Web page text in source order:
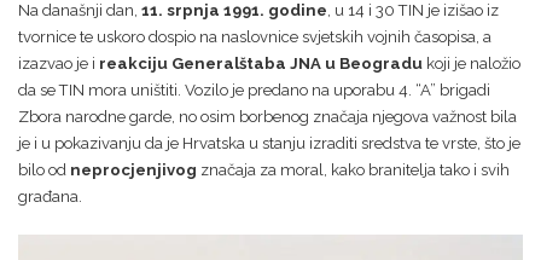
Na današnji dan, 11. srpnja 1991. godine, u 14 i 30 TIN je izišao iz
tvornice te uskoro dospio na naslovnice svjetskih vojnih časopisa, a
izazvao je i reakciju Generalštaba JNA u Beogradu koji je naložio
da se TIN mora uništiti. Vozilo je predano na uporabu 4. “A” brigadi
Zbora narodne garde, no osim borbenog značaja njegova važnost bila
je i u pokazivanju da je Hrvatska u stanju izraditi sredstva te vrste, što je
bilo od neprocjenjivog značaja za moral, kako branitelja tako i svih
građana.